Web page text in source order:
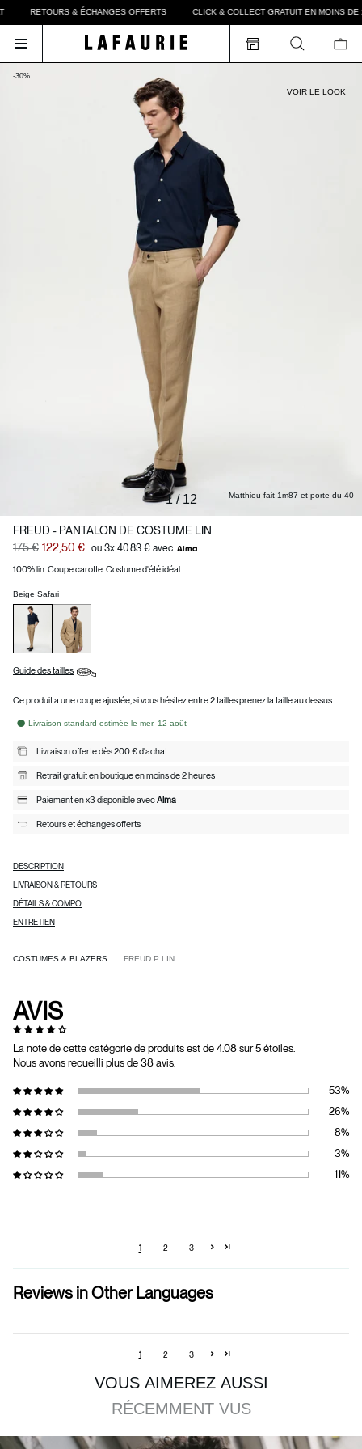
RETOURS & ÉCHANGES OFFERTS CLICK & COLLECT GRATUIT EN MOINS DE
VOIR LE LOOK
-30%
Matthieu fait 1m87 et porte du 40
1/ 12
FREUD - PANTALON DE COSTUME LIN
175 € 122,50 € ou 3x 40.83 € avec
100% lin. Coupe carotte. Costume d'été idéal
Beige Safari
Guide des tailles
Ce produit a une coupe ajustée, si vous hésitez entre 2 tailles prenez la taille au dessus.
Livraison standard estimée le mer. 12 août
Livraison offerte dès 200 € d'achat
Retrait gratuit en boutique en moins de 2 heures
Paiement en x3 disponible avecAlma
Retours et échanges offerts
DESCRIPTION
LIVRAISON & RETOURS
DÉTAILS & COMPO
ENTRETIEN
COSTUMES & BLAZERS FREUD P LIN
AVIS
1 2 3
Reviews in Other Languages
1 2 3
VOUS AIMEREZ AUSSI
RÉCEMMENT VUS